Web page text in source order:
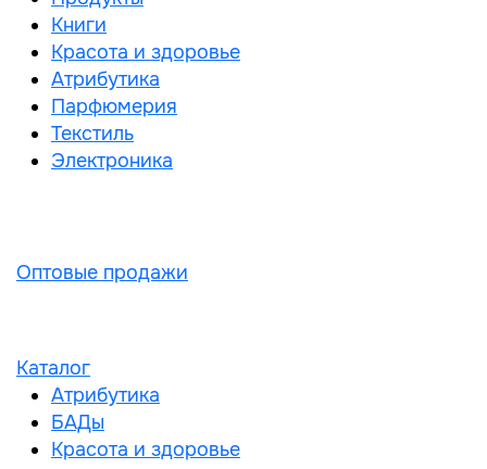
Книги
Красота и здоровье
Атрибутика
Парфюмерия
Текстиль
Электроника
Оптовые продажи
Каталог
Атрибутика
БАДы
Красота и здоровье